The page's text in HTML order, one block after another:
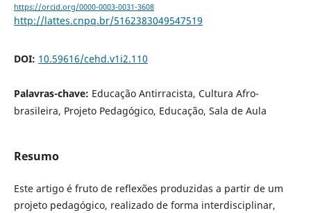
https://orcid.org/0000-0003-0031-3608
http://lattes.cnpq.br/5162383049547519
DOI: 10.59616/cehd.v1i2.110
Palavras-chave: Educação Antirracista, Cultura Afro-
brasileira, Projeto Pedagógico, Educação, Sala de Aula
Resumo
Este artigo é fruto de reflexões produzidas a partir de um
projeto pedagógico, realizado de forma interdisciplinar,